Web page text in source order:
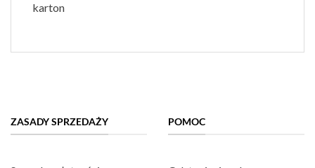
karton
ZASADY SPRZEDAŻY POMOC